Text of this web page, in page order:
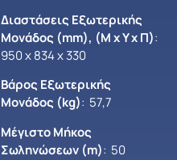
Διαστάσεις Εξωτερικής
Μονάδος (mm), (Μ x Y x Π):
950 x 834 x 330
Βάρος Εξωτερικής
Μονάδος (kg): 57,7
Μέγιστο Mήκος
Σωληνώσεων (m): 50